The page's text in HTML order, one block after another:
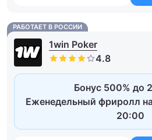
РАБОТАЕТ В РОССИИ
1win Poker
Бонус 500% до
Еженедельный фриролл
20:00